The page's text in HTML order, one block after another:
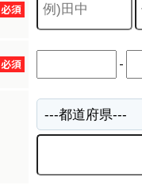
必須
必須 -